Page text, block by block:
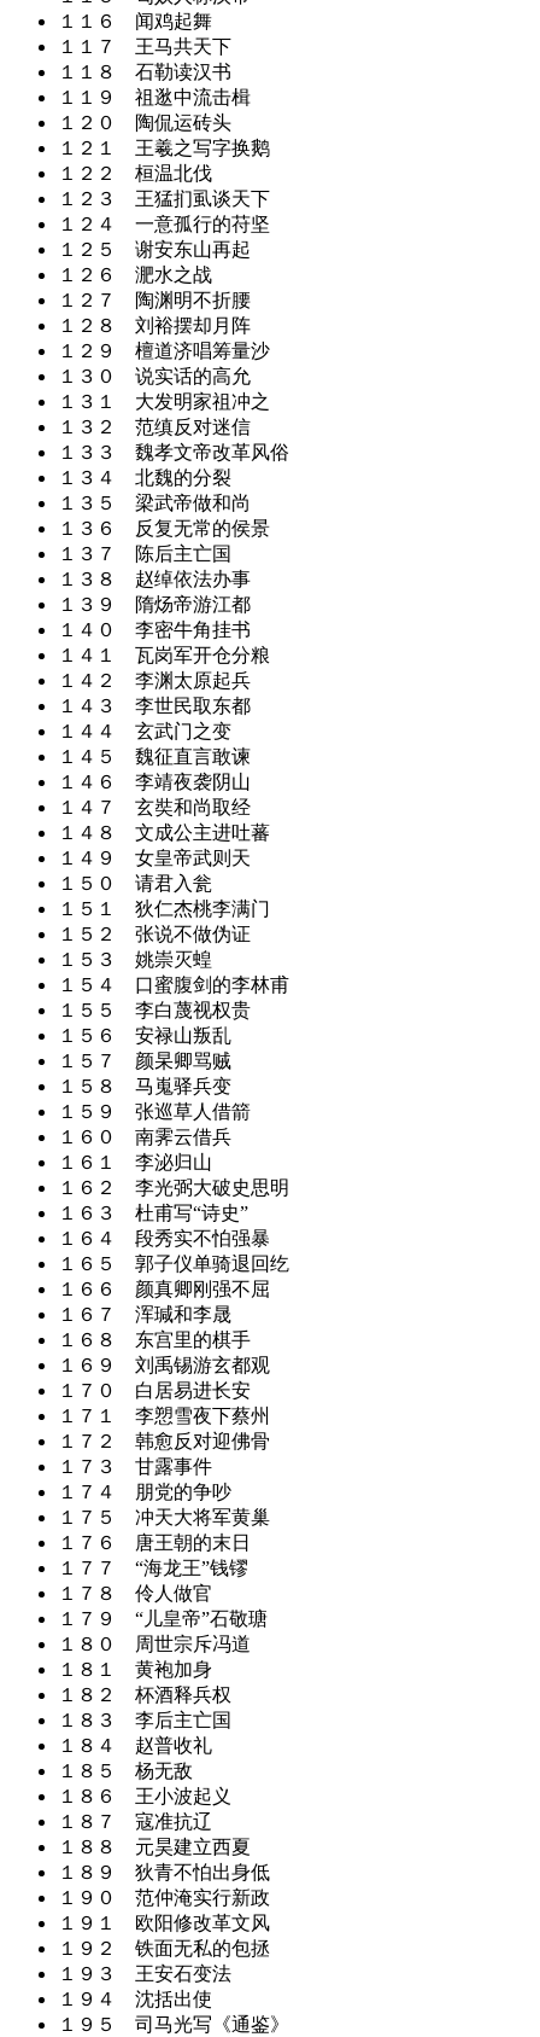
１１６ 闻鸡起舞
１１７ 王马共天下
１１８ 石勒读汉书
１１９ 祖逖中流击楫
１２０ 陶侃运砖头
１２１ 王羲之写字换鹅
１２２ 桓温北伐
１２３ 王猛扪虱谈天下
１２４ 一意孤行的苻坚
１２５ 谢安东山再起
１２６ 淝水之战
１２７ 陶渊明不折腰
１２８ 刘裕摆却月阵
１２９ 檀道济唱筹量沙
１３０ 说实话的高允
１３１ 大发明家祖冲之
１３２ 范缜反对迷信
１３３ 魏孝文帝改革风俗
１３４ 北魏的分裂
１３５ 梁武帝做和尚
１３６ 反复无常的侯景
１３７ 陈后主亡国
１３８ 赵绰依法办事
１３９ 隋炀帝游江都
１４０ 李密牛角挂书
１４１ 瓦岗军开仓分粮
１４２ 李渊太原起兵
１４３ 李世民取东都
１４４ 玄武门之变
１４５ 魏征直言敢谏
１４６ 李靖夜袭阴山
１４７ 玄奘和尚取经
１４８ 文成公主进吐蕃
１４９ 女皇帝武则天
１５０ 请君入瓮
１５１ 狄仁杰桃李满门
１５２ 张说不做伪证
１５３ 姚崇灭蝗
１５４ 口蜜腹剑的李林甫
１５５ 李白蔑视权贵
１５６ 安禄山叛乱
１５７ 颜杲卿骂贼
１５８ 马嵬驿兵变
１５９ 张巡草人借箭
１６０ 南霁云借兵
１６１ 李泌归山
１６２ 李光弼大破史思明
１６３ 杜甫写“诗史”
１６４ 段秀实不怕强暴
１６５ 郭子仪单骑退回纥
１６６ 颜真卿刚强不屈
１６７ 浑瑊和李晟
１６８ 东宫里的棋手
１６９ 刘禹锡游玄都观
１７０ 白居易进长安
１７１ 李愬雪夜下蔡州
１７２ 韩愈反对迎佛骨
１７３ 甘露事件
１７４ 朋党的争吵
１７５ 冲天大将军黄巢
１７６ 唐王朝的末日
１７７ “海龙王”钱镠
１７８ 伶人做官
１７９ “儿皇帝”石敬瑭
１８０ 周世宗斥冯道
１８１ 黄袍加身
１８２ 杯酒释兵权
１８３ 李后主亡国
１８４ 赵普收礼
１８５ 杨无敌
１８６ 王小波起义
１８７ 寇准抗辽
１８８ 元昊建立西夏
１８９ 狄青不怕出身低
１９０ 范仲淹实行新政
１９１ 欧阳修改革文风
１９２ 铁面无私的包拯
１９３ 王安石变法
１９４ 沈括出使
１９５ 司马光写《通鉴》